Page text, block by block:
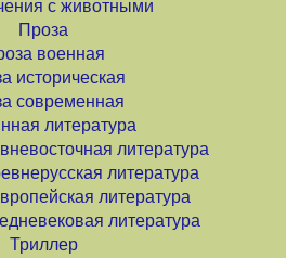
с животными
Проза
военная
историческая
современная
литература
литература
литература
литература
литература
Триллер